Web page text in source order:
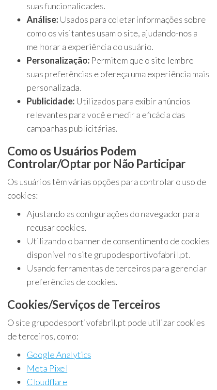
suas funcionalidades.
Análise: Usados para coletar informações sobre
como os visitantes usam o site, ajudando-nos a
melhorar a experiência do usuário.
Personalização: Permitem que o site lembre
suas preferências e ofereça uma experiência mais
personalizada.
Publicidade: Utilizados para exibir anúncios
relevantes para você e medir a eficácia das
campanhas publicitárias.
Como os Usuários Podem
Controlar/Optar por Não Participar
Os usuários têm várias opções para controlar o uso de
cookies:
Ajustando as configurações do navegador para
recusar cookies.
Utilizando o banner de consentimento de cookies
disponível no site grupodesportivofabril.pt.
Usando ferramentas de terceiros para gerenciar
preferências de cookies.
Cookies/Serviços de Terceiros
O site grupodesportivofabril.pt pode utilizar cookies
de terceiros, como:
Google Analytics
Meta Pixel
Cloudflare